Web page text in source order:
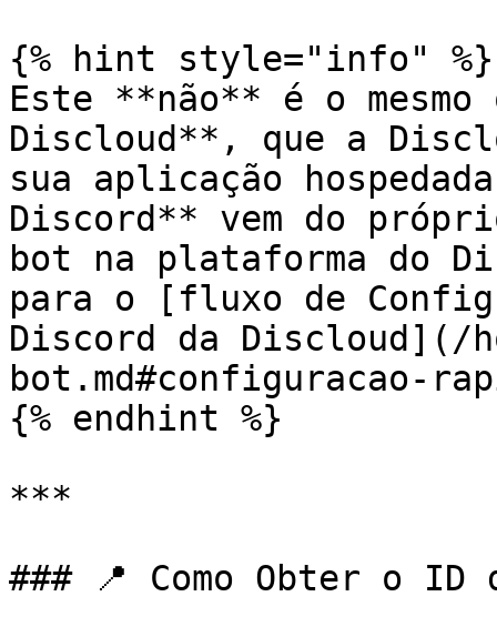
{% hint style="info" %}
Este **não** é o
Discloud**, que a
sua aplicação
Discord** vem do
bot na plataforma do
para o [fluxo de
Discord da Discloud](/
bot.md#configuracao-
{% endhint %}
***
### 📍 Como Obter o